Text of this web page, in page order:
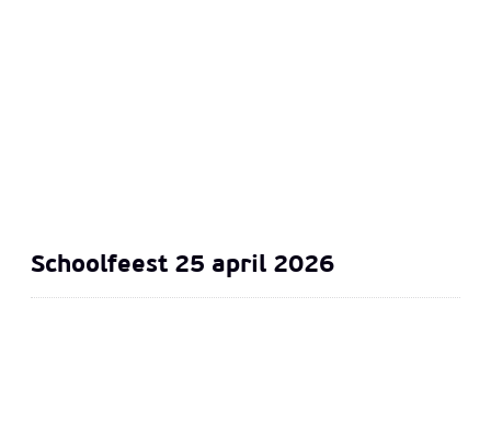
Schoolfeest 25 april 2026